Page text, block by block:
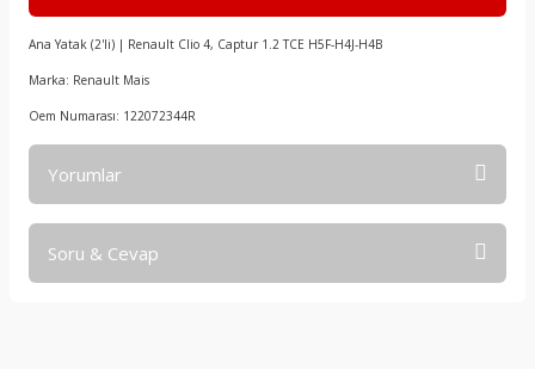
Ana Yatak (2'li) | Renault Clio 4, Captur 1.2 TCE H5F-H4J-H4B
Marka: Renault Mais
Oem Numarası: 122072344R
Yorumlar
Soru & Cevap